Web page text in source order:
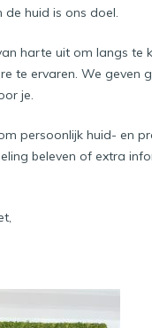
de huid is ons doel.
harte uit om langs te
te ervaren. We geven
je.
persoonlijk huid- en
beleven of extra